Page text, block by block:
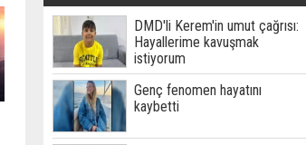
DMD'li Kerem'in umut çağrısı:
Hayallerime kavuşmak
istiyorum
Genç fenomen hayatını
kaybetti